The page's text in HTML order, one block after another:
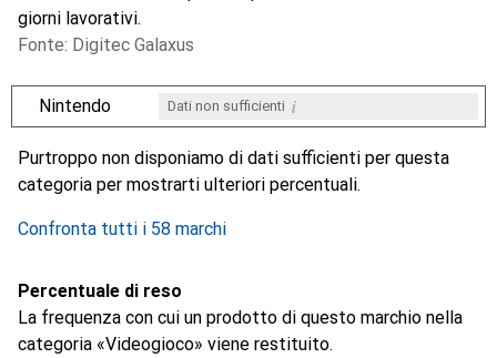
giorni lavorativi.
Fonte: Digitec Galaxus
Nintendo Dati non sufficienti i
iiii
Purtroppo non disponiamo di dati sufficienti per questa
categoria per mostrarti ulteriori percentuali.
Confronta tutti i 58 marchi
Percentuale di reso
La frequenza con cui un prodotto di questo marchio nella
categoria «Videogioco» viene restituito.